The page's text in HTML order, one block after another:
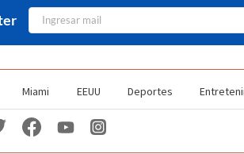
Miami EEUU Deportes